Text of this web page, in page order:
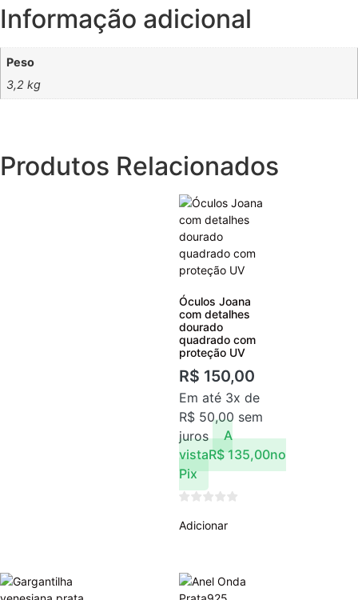
Informação adicional
Peso
3,2 kg
Produtos Relacionados
Óculos Joana
com detalhes
dourado
quadrado com
proteção UV
R$ 150,00
Em até 3x de
R$ 50,00 sem
juros
A
vistaR$135,00no
Pix
Adicionar